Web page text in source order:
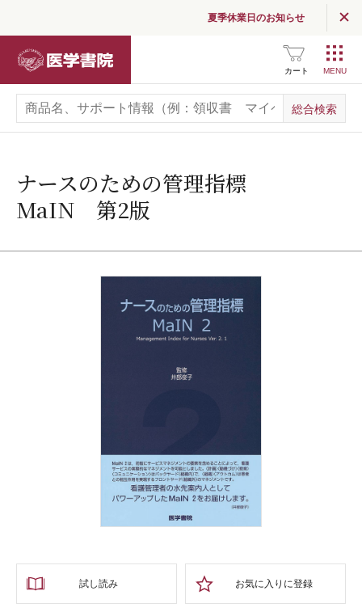
夏季休業日のお知らせ
カート
ナースのための管理指標
MaIN 第2版
試し読み お気に入りに登録